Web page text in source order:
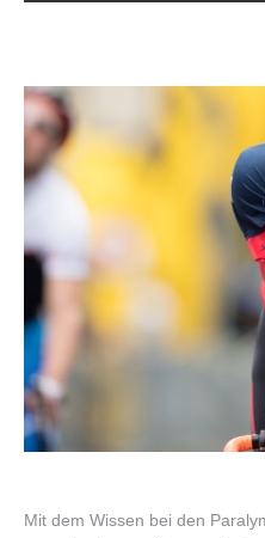
Mit dem Wissen bei den